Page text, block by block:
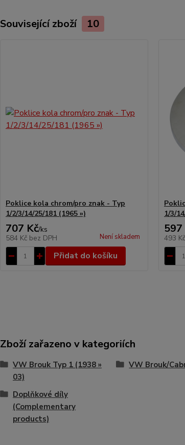
Související zboží 10
Poklice kola chrom/pro znak - Typ
1/2/3/14/25/181 (1965 »)
707 Kč/ks
584 Kč bez DPH Není skladem
Přidat do košíku
1/3/
597
493 Kč
Zboží zařazeno v kategoriích
VW Brouk Typ 1 (1938 »
03)
VW Brouk/
Doplňkové díly
(Complementary
products)